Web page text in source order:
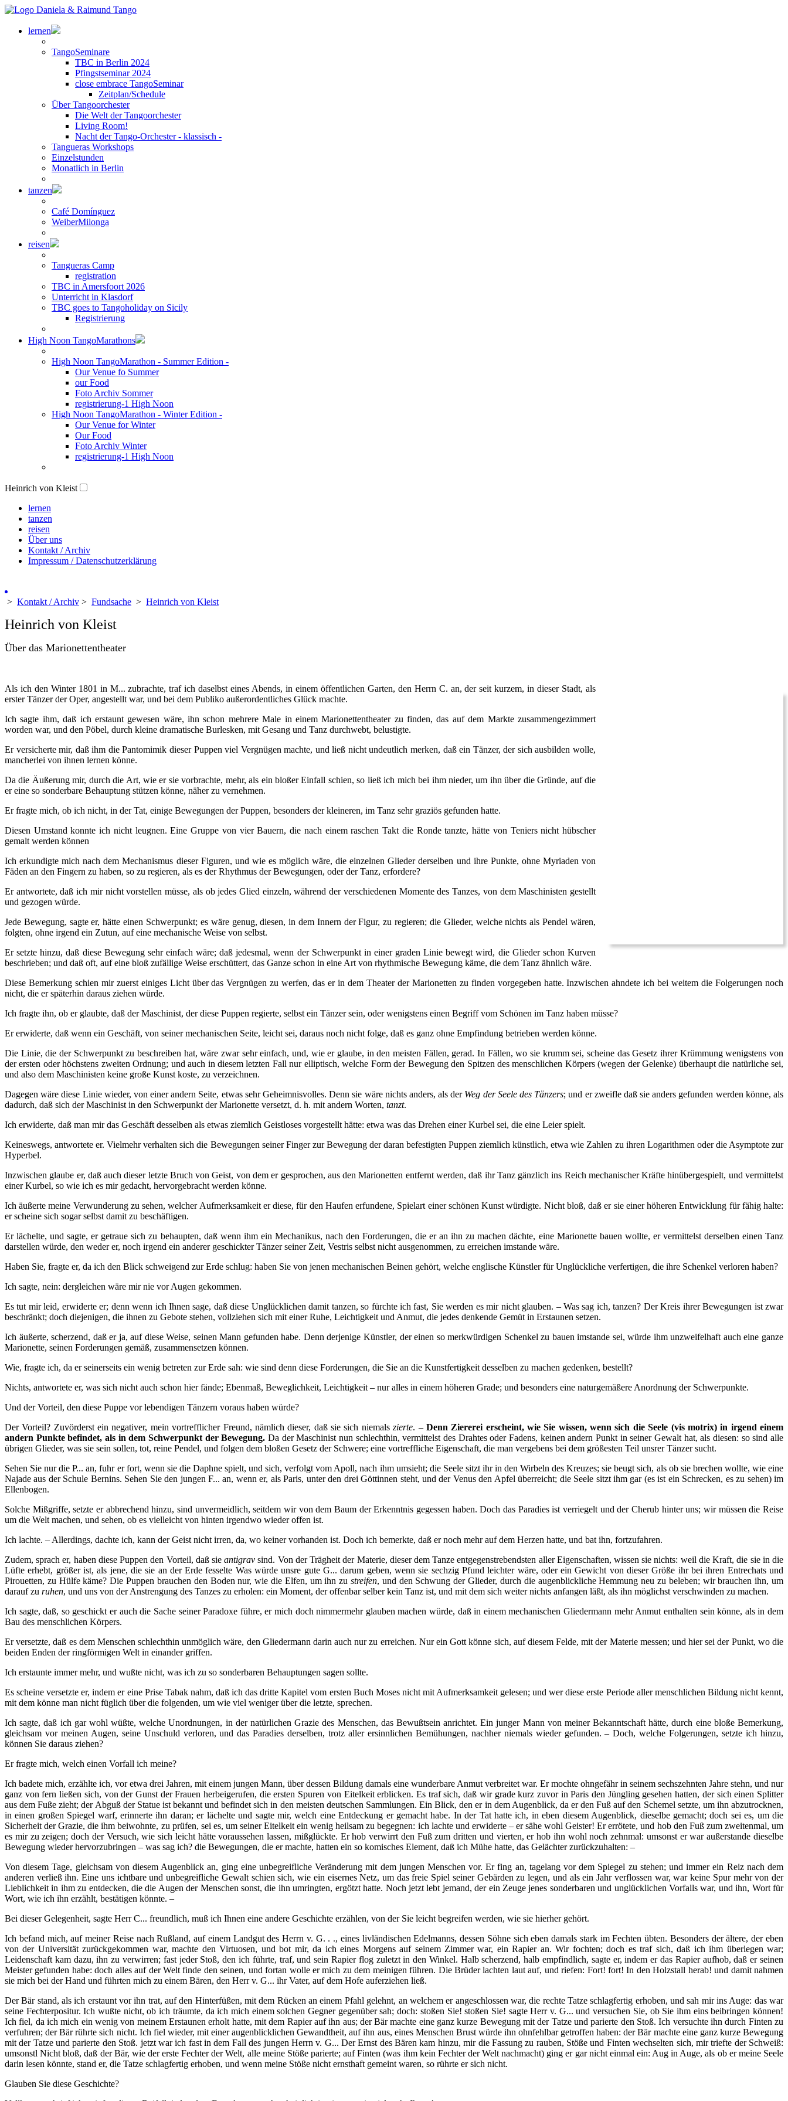
lernen
TangoSeminare
TBC in Berlin 2024
Pfingstseminar 2024
close embrace TangoSeminar
Zeitplan/Schedule
Über Tangoorchester
Die Welt der Tangoorchester
Living Room!
Nacht der Tango-Orchester - klassisch -
Tangueras Workshops
Einzelstunden
Monatlich in Berlin
tanzen
Café Domínguez
WeiberMilonga
reisen
Tangueras Camp
registration
TBC in Amersfoort 2026
Unterricht in Klasdorf
TBC goes to Tangoholiday on Sicily
Registrierung
High Noon TangoMarathons
High Noon TangoMarathon - Summer Edition -
Our Venue fo Summer
our Food
Foto Archiv Sommer
registrierung-1 High Noon
High Noon TangoMarathon - Winter Edition -
Our Venue for Winter
Our Food
Foto Archiv Winter
registrierung-1 High Noon
Heinrich von Kleist
lernen
tanzen
reisen
Über uns
Kontakt / Archiv
Impressum / Datenschutzerklärung
> Kontakt / Archiv > Fundsache > Heinrich von Kleist
Heinrich von Kleist
Über das Marionettentheater
Als ich den Winter 1801 in M... zubrachte, traf ich daselbst eines Abends, in einem öffentlichen Garten, den Herrn C. an, der seit kurzem, in dieser Stadt, als
erster Tänzer der Oper, angestellt war, und bei dem Publiko außerordentliches Glück machte.
Ich sagte ihm, daß ich erstaunt gewesen wäre, ihn schon mehrere Male in einem Marionettentheater zu finden, das auf dem Markte zusammengezimmert
worden war, und den Pöbel, durch kleine dramatische Burlesken, mit Gesang und Tanz durchwebt, belustigte.
Er versicherte mir, daß ihm die Pantomimik dieser Puppen viel Vergnügen machte, und ließ nicht undeutlich merken, daß ein Tänzer, der sich ausbilden wolle,
mancherlei von ihnen lernen könne.
Da die Äußerung mir, durch die Art, wie er sie vorbrachte, mehr, als ein bloßer Einfall schien, so ließ ich mich bei ihm nieder, um ihn über die Gründe, auf die
er eine so sonderbare Behauptung stützen könne, näher zu vernehmen.
Er fragte mich, ob ich nicht, in der Tat, einige Bewegungen der Puppen, besonders der kleineren, im Tanz sehr graziös gefunden hatte.
Diesen Umstand konnte ich nicht leugnen. Eine Gruppe von vier Bauern, die nach einem raschen Takt die Ronde tanzte, hätte von Teniers nicht hübscher
gemalt werden können
Ich erkundigte mich nach dem Mechanismus dieser Figuren, und wie es möglich wäre, die einzelnen Glieder derselben und ihre Punkte, ohne Myriaden von
Fäden an den Fingern zu haben, so zu regieren, als es der Rhythmus der Bewegungen, oder der Tanz, erfordere?
Er antwortete, daß ich mir nicht vorstellen müsse, als ob jedes Glied einzeln, während der verschiedenen Momente des Tanzes, von dem Maschinisten gestellt
und gezogen würde.
Jede Bewegung, sagte er, hätte einen Schwerpunkt; es wäre genug, diesen, in dem Innern der Figur, zu regieren; die Glieder, welche nichts als Pendel wären,
folgten, ohne irgend ein Zutun, auf eine mechanische Weise von selbst.
Er setzte hinzu, daß diese Bewegung sehr einfach wäre; daß jedesmal, wenn der Schwerpunkt in einer graden Linie bewegt wird, die Glieder schon Kurven
beschrieben; und daß oft, auf eine bloß zufällige Weise erschüttert, das Ganze schon in eine Art von rhythmische Bewegung käme, die dem Tanz ähnlich wäre.
Diese Bemerkung schien mir zuerst einiges Licht über das Vergnügen zu werfen, das er in dem Theater der Marionetten zu finden vorgegeben hatte. Inzwischen ahndete ich bei weitem die Folgerungen noch
nicht, die er späterhin daraus ziehen würde.
Ich fragte ihn, ob er glaubte, daß der Maschinist, der diese Puppen regierte, selbst ein Tänzer sein, oder wenigstens einen Begriff vom Schönen im Tanz haben müsse?
Er erwiderte, daß wenn ein Geschäft, von seiner mechanischen Seite, leicht sei, daraus noch nicht folge, daß es ganz ohne Empfindung betrieben werden könne.
Die Linie, die der Schwerpunkt zu beschreiben hat, wäre zwar sehr einfach, und, wie er glaube, in den meisten Fällen, gerad. In Fällen, wo sie krumm sei, scheine das Gesetz ihrer Krümmung wenigstens von
der ersten oder höchstens zweiten Ordnung; und auch in diesem letzten Fall nur elliptisch, welche Form der Bewegung den Spitzen des menschlichen Körpers (wegen der Gelenke) überhaupt die natürliche sei,
und also dem Maschinisten keine große Kunst koste, zu verzeichnen.
Dagegen wäre diese Linie wieder, von einer andern Seite, etwas sehr Geheimnisvolles. Denn sie wäre nichts anders, als der Weg der Seele des Tänzers; und er zweifle daß sie anders gefunden werden könne, als
dadurch, daß sich der Maschinist in den Schwerpunkt der Marionette versetzt, d. h. mit andern Worten, tanzt.
Ich erwiderte, daß man mir das Geschäft desselben als etwas ziemlich Geistloses vorgestellt hätte: etwa was das Drehen einer Kurbel sei, die eine Leier spielt.
Keineswegs, antwortete er. Vielmehr verhalten sich die Bewegungen seiner Finger zur Bewegung der daran befestigten Puppen ziemlich künstlich, etwa wie Zahlen zu ihren Logarithmen oder die Asymptote zur
Hyperbel.
Inzwischen glaube er, daß auch dieser letzte Bruch von Geist, von dem er gesprochen, aus den Marionetten entfernt werden, daß ihr Tanz gänzlich ins Reich mechanischer Kräfte hinübergespielt, und vermittelst
einer Kurbel, so wie ich es mir gedacht, hervorgebracht werden könne.
Ich äußerte meine Verwunderung zu sehen, welcher Aufmerksamkeit er diese, für den Haufen erfundene, Spielart einer schönen Kunst würdigte. Nicht bloß, daß er sie einer höheren Entwicklung für fähig halte:
er scheine sich sogar selbst damit zu beschäftigen.
Er lächelte, und sagte, er getraue sich zu behaupten, daß wenn ihm ein Mechanikus, nach den Forderungen, die er an ihn zu machen dächte, eine Marionette bauen wollte, er vermittelst derselben einen Tanz
darstellen würde, den weder er, noch irgend ein anderer geschickter Tänzer seiner Zeit, Vestris selbst nicht ausgenommen, zu erreichen imstande wäre.
Haben Sie, fragte er, da ich den Blick schweigend zur Erde schlug: haben Sie von jenen mechanischen Beinen gehört, welche englische Künstler für Unglückliche verfertigen, die ihre Schenkel verloren haben?
Ich sagte, nein: dergleichen wäre mir nie vor Augen gekommen.
Es tut mir leid, erwiderte er; denn wenn ich Ihnen sage, daß diese Unglücklichen damit tanzen, so fürchte ich fast, Sie werden es mir nicht glauben. – Was sag ich, tanzen? Der Kreis ihrer Bewegungen ist zwar
beschränkt; doch diejenigen, die ihnen zu Gebote stehen, vollziehen sich mit einer Ruhe, Leichtigkeit und Anmut, die jedes denkende Gemüt in Erstaunen setzen.
Ich äußerte, scherzend, daß er ja, auf diese Weise, seinen Mann gefunden habe. Denn derjenige Künstler, der einen so merkwürdigen Schenkel zu bauen imstande sei, würde ihm unzweifelhaft auch eine ganze
Marionette, seinen Forderungen gemäß, zusammensetzen können.
Wie, fragte ich, da er seinerseits ein wenig betreten zur Erde sah: wie sind denn diese Forderungen, die Sie an die Kunstfertigkeit desselben zu machen gedenken, bestellt?
Nichts, antwortete er, was sich nicht auch schon hier fände; Ebenmaß, Beweglichkeit, Leichtigkeit – nur alles in einem höheren Grade; und besonders eine naturgemäßere Anordnung der Schwerpunkte.
Und der Vorteil, den diese Puppe vor lebendigen Tänzern voraus haben würde?
Der Vorteil? Zuvörderst ein negativer, mein vortrefflicher Freund, nämlich dieser, daß sie sich niemalszierte. – Denn Ziererei erscheint, wie Sie wissen, wenn sich die Seele (vis motrix) in irgend einem
andern Punkte befindet, als in dem Schwerpunkt der Bewegung. Da der Maschinist nun schlechthin, vermittelst des Drahtes oder Fadens, keinen andern Punkt in seiner Gewalt hat, als diesen: so sind alle
übrigen Glieder, was sie sein sollen, tot, reine Pendel, und folgen dem bloßen Gesetz der Schwere; eine vortreffliche Eigenschaft, die man vergebens bei dem größesten Teil unsrer Tänzer sucht.
Sehen Sie nur die P... an, fuhr er fort, wenn sie die Daphne spielt, und sich, verfolgt vom Apoll, nach ihm umsieht; die Seele sitzt ihr in den Wirbeln des Kreuzes; sie beugt sich, als ob sie brechen wollte, wie eine
Najade aus der Schule Bernins. Sehen Sie den jungen F... an, wenn er, als Paris, unter den drei Göttinnen steht, und der Venus den Apfel überreicht; die Seele sitzt ihm gar (es ist ein Schrecken, es zu sehen) im
Ellenbogen.
Solche Mißgriffe, setzte er abbrechend hinzu, sind unvermeidlich, seitdem wir von dem Baum der Erkenntnis gegessen haben. Doch das Paradies ist verriegelt und der Cherub hinter uns; wir müssen die Reise
um die Welt machen, und sehen, ob es vielleicht von hinten irgendwo wieder offen ist.
Ich lachte. – Allerdings, dachte ich, kann der Geist nicht irren, da, wo keiner vorhanden ist. Doch ich bemerkte, daß er noch mehr auf dem Herzen hatte, und bat ihn, fortzufahren.
Zudem, sprach er, haben diese Puppen den Vorteil, daß sieantigrav sind. Von der Trägheit der Materie, dieser dem Tanze entgegenstrebendsten aller Eigenschaften, wissen sie nichts: weil die Kraft, die sie in die
Lüfte erhebt, größer ist, als jene, die sie an der Erde fesselte Was würde unsre gute G... darum geben, wenn sie sechzig Pfund leichter wäre, oder ein Gewicht von dieser Größe ihr bei ihren Entrechats und
Pirouetten, zu Hülfe käme? Die Puppen brauchen den Boden nur, wie die Elfen, um ihn zu streifen, und den Schwung der Glieder, durch die augenblickliche Hemmung neu zu beleben; wir brauchen ihn, um
darauf zu ruhen, und uns von der Anstrengung des Tanzes zu erholen: ein Moment, der offenbar selber kein Tanz ist, und mit dem sich weiter nichts anfangen läßt, als ihn möglichst verschwinden zu machen.
Ich sagte, daß, so geschickt er auch die Sache seiner Paradoxe führe, er mich doch nimmermehr glauben machen würde, daß in einem mechanischen Gliedermann mehr Anmut enthalten sein könne, als in dem
Bau des menschlichen Körpers.
Er versetzte, daß es dem Menschen schlechthin unmöglich wäre, den Gliedermann darin auch nur zu erreichen. Nur ein Gott könne sich, auf diesem Felde, mit der Materie messen; und hier sei der Punkt, wo die
beiden Enden der ringförmigen Welt in einander griffen.
Ich erstaunte immer mehr, und wußte nicht, was ich zu so sonderbaren Behauptungen sagen sollte.
Es scheine versetzte er, indem er eine Prise Tabak nahm, daß ich das dritte Kapitel vom ersten Buch Moses nicht mit Aufmerksamkeit gelesen; und wer diese erste Periode aller menschlichen Bildung nicht kennt,
mit dem könne man nicht füglich über die folgenden, um wie viel weniger über die letzte, sprechen.
Ich sagte, daß ich gar wohl wüßte, welche Unordnungen, in der natürlichen Grazie des Menschen, das Bewußtsein anrichtet. Ein junger Mann von meiner Bekanntschaft hätte, durch eine bloße Bemerkung,
gleichsam vor meinen Augen, seine Unschuld verloren, und das Paradies derselben, trotz aller ersinnlichen Bemühungen, nachher niemals wieder gefunden. – Doch, welche Folgerungen, setzte ich hinzu,
können Sie daraus ziehen?
Er fragte mich, welch einen Vorfall ich meine?
Ich badete mich, erzählte ich, vor etwa drei Jahren, mit einem jungen Mann, über dessen Bildung damals eine wunderbare Anmut verbreitet war. Er mochte ohngefähr in seinem sechszehnten Jahre stehn, und nur
ganz von fern ließen sich, von der Gunst der Frauen herbeigerufen, die ersten Spuren von Eitelkeit erblicken. Es traf sich, daß wir grade kurz zuvor in Paris den Jüngling gesehen hatten, der sich einen Splitter
aus dem Fuße zieht; der Abguß der Statue ist bekannt und befindet sich in den meisten deutschen Sammlungen. Ein Blick, den er in dem Augenblick, da er den Fuß auf den Schemel setzte, um ihn abzutrocknen,
in einen großen Spiegel warf, erinnerte ihn daran; er lächelte und sagte mir, welch eine Entdeckung er gemacht habe. In der Tat hatte ich, in eben diesem Augenblick, dieselbe gemacht; doch sei es, um die
Sicherheit der Grazie, die ihm beiwohnte, zu prüfen, sei es, um seiner Eitelkeit ein wenig heilsam zu begegnen: ich lachte und erwiderte – er sähe wohl Geister! Er errötete, und hob den Fuß zum zweitenmal, um
es mir zu zeigen; doch der Versuch, wie sich leicht hätte voraussehen lassen, mißglückte. Er hob verwirrt den Fuß zum dritten und vierten, er hob ihn wohl noch zehnmal: umsonst er war außerstande dieselbe
Bewegung wieder hervorzubringen – was sag ich? die Bewegungen, die er machte, hatten ein so komisches Element, daß ich Mühe hatte, das Gelächter zurückzuhalten: –
Von diesem Tage, gleichsam von diesem Augenblick an, ging eine unbegreifliche Veränderung mit dem jungen Menschen vor. Er fing an, tagelang vor dem Spiegel zu stehen; und immer ein Reiz nach dem
anderen verließ ihn. Eine uns ichtbare und unbegreifliche Gewalt schien sich, wie ein eisernes Netz, um das freie Spiel seiner Gebärden zu legen, und als ein Jahr verflossen war, war keine Spur mehr von der
Lieblichkeit in ihm zu entdecken, die die Augen der Menschen sonst, die ihn umringten, ergötzt hatte. Noch jetzt lebt jemand, der ein Zeuge jenes sonderbaren und unglücklichen Vorfalls war, und ihn, Wort für
Wort, wie ich ihn erzählt, bestätigen könnte. –
Bei dieser Gelegenheit, sagte Herr C... freundlich, muß ich Ihnen eine andere Geschichte erzählen, von der Sie leicht begreifen werden, wie sie hierher gehört.
Ich befand mich, auf meiner Reise nach Rußland, auf einem Landgut des Herrn v. G. . ., eines livländischen Edelmanns, dessen Söhne sich eben damals stark im Fechten übten. Besonders der ältere, der eben
von der Universität zurückgekommen war, machte den Virtuosen, und bot mir, da ich eines Morgens auf seinem Zimmer war, ein Rapier an. Wir fochten; doch es traf sich, daß ich ihm überlegen war;
Leidenschaft kam dazu, ihn zu verwirren; fast jeder Stoß, den ich führte, traf, und sein Rapier flog zuletzt in den Winkel. Halb scherzend, halb empfindlich, sagte er, indem er das Rapier aufhob, daß er seinen
Meister gefunden habe: doch alles auf der Welt finde den seinen, und fortan wolle er mich zu dem meinigen führen. Die Brüder lachten laut auf, und riefen: Fort! fort! In den Holzstall herab! und damit nahmen
sie mich bei der Hand und führten mich zu einem Bären, den Herr v. G... ihr Vater, auf dem Hofe auferziehen ließ.
Der Bär stand, als ich erstaunt vor ihn trat, auf den Hinterfüßen, mit dem Rücken an einem Pfahl gelehnt, an welchem er angeschlossen war, die rechte Tatze schlagfertig erhoben, und sah mir ins Auge: das war
seine Fechterpositur. Ich wußte nicht, ob ich träumte, da ich mich einem solchen Gegner gegenüber sah; doch: stoßen Sie! stoßen Sie! sagte Herr v. G... und versuchen Sie, ob Sie ihm eins beibringen können!
Ich fiel, da ich mich ein wenig von meinem Erstaunen erholt hatte, mit dem Rapier auf ihn aus; der Bär machte eine ganz kurze Bewegung mit der Tatze und parierte den Stoß. Ich versuchte ihn durch Finten zu
verfuhren; der Bär rührte sich nicht. Ich fiel wieder, mit einer augenblicklichen Gewandtheit, auf ihn aus, eines Menschen Brust würde ihn ohnfehlbar getroffen haben: der Bär machte eine ganz kurze Bewegung
mit der Tatze und parierte den Stoß. jetzt war ich fast in dem Fall des jungen Herrn v. G... Der Ernst des Bären kam hinzu, mir die Fassung zu rauben, Stöße und Finten wechselten sich, mir triefte der Schweiß:
umsonstl Nicht bloß, daß der Bär, wie der erste Fechter der Welt, alle meine Stöße parierte; auf Finten (was ihm kein Fechter der Welt nachmacht) ging er gar nicht einmal ein: Aug in Auge, als ob er meine Seele
darin lesen könnte, stand er, die Tatze schlagfertig erhoben, und wenn meine Stöße nicht ernsthaft gemeint waren, so rührte er sich nicht.
Glauben Sie diese Geschichte?